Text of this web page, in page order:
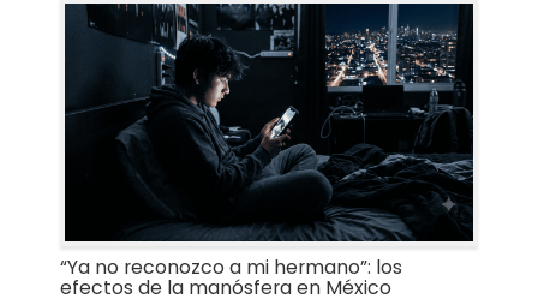
“Ya no reconozco a mi hermano”: los
efectos de la manósfera en México